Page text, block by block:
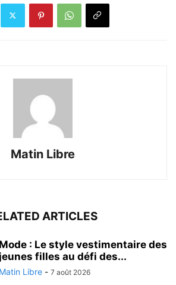
Matin Libre
ARTICLES
Mode : Le style vestimentaire des
jeunes filles au défi des...
Matin Libre - 7 août 2026